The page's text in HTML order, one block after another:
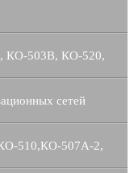
КО-503В, КО-520,
сетей
510,КО-507А-2,